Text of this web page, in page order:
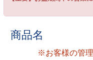
ックカード印刷
業ツール印刷
方法
/送料について
ックカード名刺
ムカード
加工指示ガイド
ックカード
ード印刷
り
プル請求
24
25
商品名
※お客様の管理